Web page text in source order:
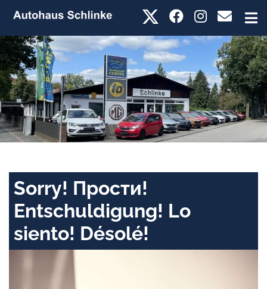
Sorry! Прости!
Entschuldigung! Lo
siento! Désolé!